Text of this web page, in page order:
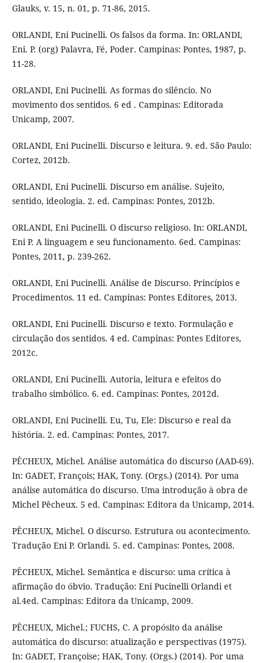
Glauks, v. 15, n. 01, p. 71-86, 2015.
ORLANDI, Eni Pucinelli. Os falsos da forma. In: ORLANDI,
Eni. P. (org) Palavra, Fé, Poder. Campinas: Pontes, 1987, p.
11-28.
ORLANDI, Eni Pucinelli. As formas do silêncio. No
movimento dos sentidos. 6 ed . Campinas: Editorada
Unicamp, 2007.
ORLANDI, Eni Pucinelli. Discurso e leitura. 9. ed. São Paulo:
Cortez, 2012b.
ORLANDI, Eni Pucinelli. Discurso em análise. Sujeito,
sentido, ideologia. 2. ed. Campinas: Pontes, 2012b.
ORLANDI, Eni Pucinelli. O discurso religioso. In: ORLANDI,
Eni P. A linguagem e seu funcionamento. 6ed. Campinas:
Pontes, 2011, p. 239-262.
ORLANDI, Eni Pucinelli. Análise de Discurso. Princípios e
Procedimentos. 11 ed. Campinas: Pontes Editores, 2013.
ORLANDI, Eni Pucinelli. Discurso e texto. Formulação e
circulação dos sentidos. 4 ed. Campinas: Pontes Editores,
2012c.
ORLANDI, Eni Pucinelli. Autoria, leitura e efeitos do
trabalho simbólico. 6. ed. Campinas: Pontes, 2012d.
ORLANDI, Eni Pucinelli. Eu, Tu, Ele: Discurso e real da
história. 2. ed. Campinas: Pontes, 2017.
PÊCHEUX, Michel. Análise automática do discurso (AAD-69).
In: GADET, François; HAK, Tony. (Orgs.) (2014). Por uma
análise automática do discurso. Uma introdução à obra de
Michel Pêcheux. 5 ed. Campinas: Editora da Unicamp, 2014.
PÊCHEUX, Michel. O discurso. Estrutura ou acontecimento.
Tradução Eni P. Orlandi. 5. ed. Campinas: Pontes, 2008.
PÊCHEUX, Michel. Semântica e discurso: uma crítica à
afirmação do óbvio. Tradução: Eni Pucinelli Orlandi et
al.4ed. Campinas: Editora da Unicamp, 2009.
PÊCHEUX, Michel.; FUCHS, C. A propósito da análise
automática do discurso: atualização e perspectivas (1975).
In: GADET, Françoise; HAK, Tony. (Orgs.) (2014). Por uma